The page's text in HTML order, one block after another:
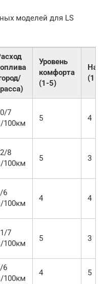
моделей для LS
Уровень
комфорта
(1-5)
(1-5)
7
100км
5 4
8
100км
5 3
6
100км
4 4
7
100км
5 3
6
100км
4 5